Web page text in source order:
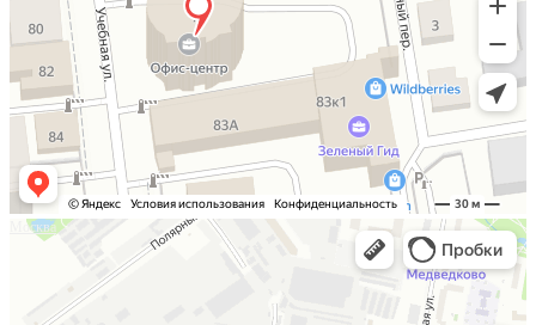
Москва